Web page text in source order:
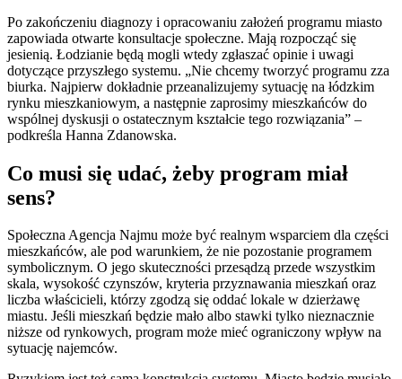
Po zakończeniu diagnozy i opracowaniu założeń programu miasto
zapowiada otwarte konsultacje społeczne. Mają rozpocząć się
jesienią. Łodzianie będą mogli wtedy zgłaszać opinie i uwagi
dotyczące przyszłego systemu. „Nie chcemy tworzyć programu zza
biurka. Najpierw dokładnie przeanalizujemy sytuację na łódzkim
rynku mieszkaniowym, a następnie zaprosimy mieszkańców do
wspólnej dyskusji o ostatecznym kształcie tego rozwiązania” –
podkreśla Hanna Zdanowska.
Co musi się udać, żeby program miał
sens?
Społeczna Agencja Najmu może być realnym wsparciem dla części
mieszkańców, ale pod warunkiem, że nie pozostanie programem
symbolicznym. O jego skuteczności przesądzą przede wszystkim
skala, wysokość czynszów, kryteria przyznawania mieszkań oraz
liczba właścicieli, którzy zgodzą się oddać lokale w dzierżawę
miastu. Jeśli mieszkań będzie mało albo stawki tylko nieznacznie
niższe od rynkowych, program może mieć ograniczony wpływ na
sytuację najemców.